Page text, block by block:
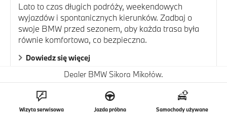
Lato to czas długich podróży, weekendowych
wyjazdów i spontanicznych kierunków. Zadbaj o
swoje BMW przed sezonem, aby każda trasa była
równie komfortowa, co bezpieczna.
Dowiedz się więcej
Dealer BMW Sikora Mikołów.
Wizyta serwisowa Jazda próbna Samochody używane